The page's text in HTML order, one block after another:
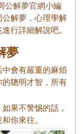
公解夢官網小編
解夢，心理學解
行詳細解說吧。
夢
會有嚴重的麻煩
聰明才智，所有
果不警惕的話，
你來往。